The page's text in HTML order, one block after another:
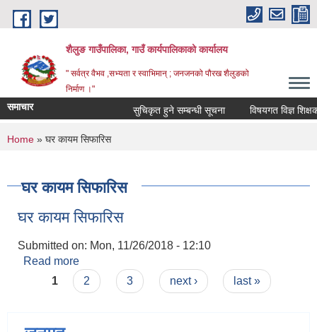
Skip to main content
शैलुङ गाउँपालिका, गाउँ कार्यपालिकाको कार्यालय
" सर्वत्र वैभव ,सभ्यता र स्वाभिमान् ; जनजनको पौरख शैलुङको
निर्माण ।"
समाचार सुचिकृत हुने सम्बन्धी सूचना विषयगत विज्ञ
You are here
Home » घर कायम सिफारिस
घर कायम सिफारिस
घर कायम सिफारिस
Submitted on: Mon, 11/26/2018 - 12:10
Read more
Pages
1 2 3 next › last »